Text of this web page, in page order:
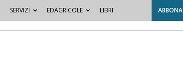
SERVIZI EDAGRICOLE LIBRI